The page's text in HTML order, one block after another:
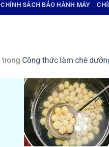
CHÍNH SÁCH BẢO HÀNH MÁY
trong Công thức làm chè